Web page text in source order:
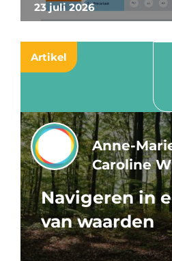
23 juli 2026
Artikel
Anne-
Caroline
Navigeren in
van waarden